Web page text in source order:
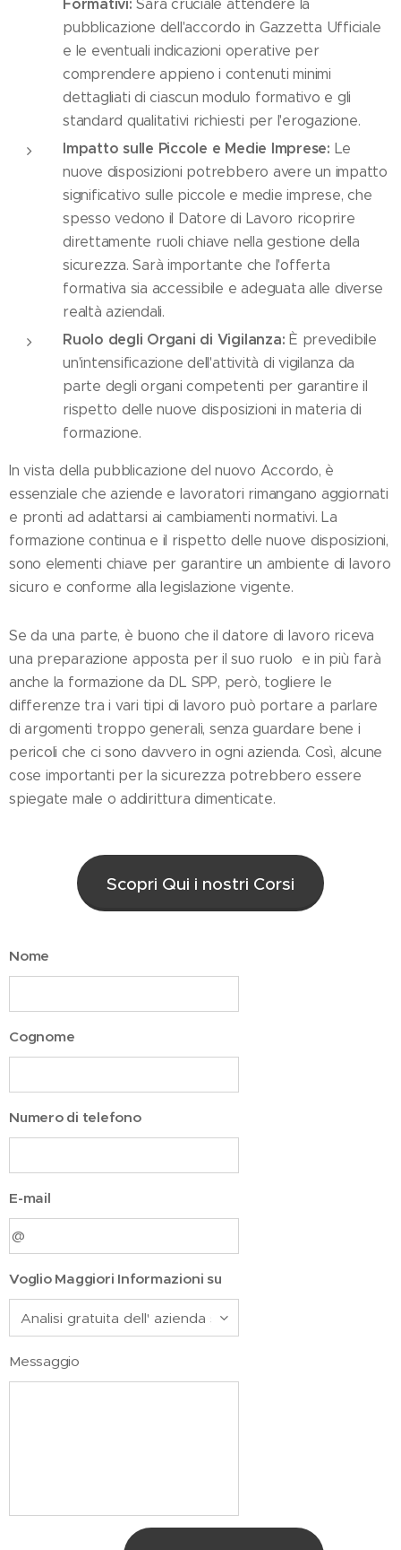
Formativi: Sarà cruciale attendere la
pubblicazione dell'accordo in Gazzetta Ufficiale
e le eventuali indicazioni operative per
comprendere appieno i contenuti minimi
dettagliati di ciascun modulo formativo e gli
standard qualitativi richiesti per l'erogazione.
Impatto sulle Piccole e Medie Imprese: Le
nuove disposizioni potrebbero avere un impatto
significativo sulle piccole e medie imprese, che
spesso vedono il Datore di Lavoro ricoprire
direttamente ruoli chiave nella gestione della
sicurezza. Sarà importante che l'offerta
formativa sia accessibile e adeguata alle diverse
realtà aziendali.
Ruolo degli Organi di Vigilanza: È prevedibile
un'intensificazione dell'attività di vigilanza da
parte degli organi competenti per garantire il
rispetto delle nuove disposizioni in materia di
formazione.
In vista della pubblicazione del nuovo Accordo, è
essenziale che aziende e lavoratori rimangano aggiornati
e pronti ad adattarsi ai cambiamenti normativi. La
formazione continua e il rispetto delle nuove disposizioni,
sono elementi chiave per garantire un ambiente di lavoro
sicuro e conforme alla legislazione vigente.
Se da una parte, è buono che il datore di lavoro riceva
una preparazione apposta per il suo ruolo e in più farà
anche la formazione da DL SPP, però, togliere le
differenze tra i vari tipi di lavoro può portare a parlare
di argomenti troppo generali, senza guardare bene i
pericoli che ci sono davvero in ogni azienda. Così, alcune
cose importanti per la sicurezza potrebbero essere
spiegate male o addirittura dimenticate.
Scopri Qui i nostri Corsi
Nome
Cognome
Numero di telefono
E-mail
Voglio Maggiori Informazioni su
Messaggio